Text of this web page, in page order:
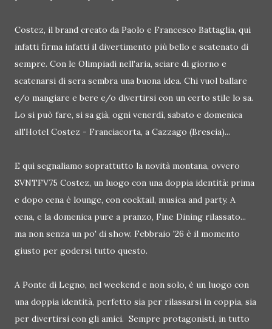
Costez, il brand creato da Paolo e Francesco Battaglia, qui
infatti firma infatti il divertimento più bello e scatenato di
sempre. Con le Olimpiadi nell'aria, sciare di giorno e
scatenarsi di sera sembra una buona idea. Chi vuol ballare
e/o mangiare e bere e/o divertirsi con un certo stile lo sa.
Lo si può fare, si sa già, ogni venerdì, sabato e domenica
all'Hotel Costez - Franciacorta, a Cazzago (Brescia)...
E qui segnaliamo soprattutto la novità montana, ovvero
SVNTFV75 Costez, un luogo con una doppia identità: prima
e dopo cena è lounge, con cocktail, musica and party. A
cena, e la domenica pure a pranzo, Fine Dining rilassato...
ma non senza un po' di show. Febbraio '26 è il momento
giusto per godersi tutto questo.
A Ponte di Legno, nel weekend e non solo, è un luogo con
una doppia identità, perfetto sia per rilassarsi in coppia, sia
per divertirsi con gli amici. Sempre protagonisti, in tutto